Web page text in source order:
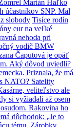
Marián Haľko
účastníkov SNP. Mal
slobody Tisíce rodín
eur na veľké
nehoda pri
vodič BMW
Čaputová je opäť
Aký dôvod uviedli?
Priznala, že má
NATO? Satelity
veliteľstvo ale
si vyžiadali až osem
Rakovina ho
dôchodok: „Je to
tému. Zárobky